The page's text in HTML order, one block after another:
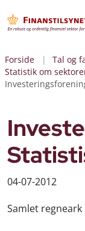
Forside Tal og
Statistik om
04-07-2012
Samlet